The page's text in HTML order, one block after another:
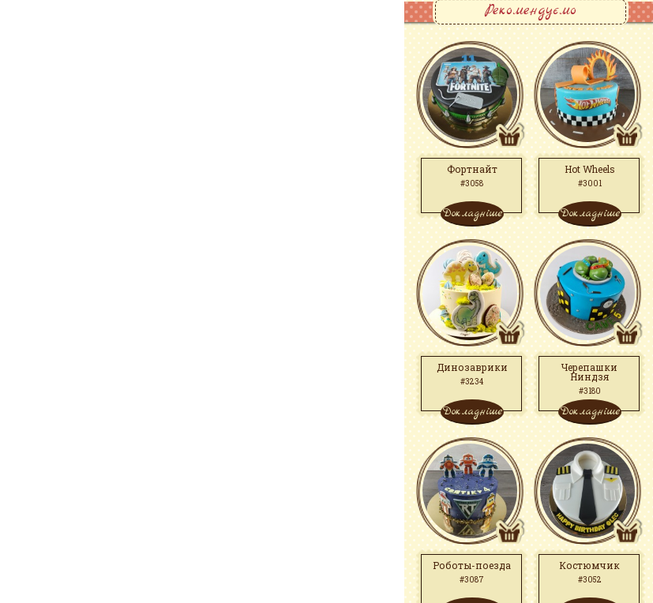
Рекомендуємо
Фортнайт
#3058
Докладніше
Hot Wheels
#3001
Докладніше
Динозаврики
#3234
Докладніше
Черепашки
Ниндзя
#3180
Докладніше
Роботы-поезда
#3087
Костюмчик
#3052